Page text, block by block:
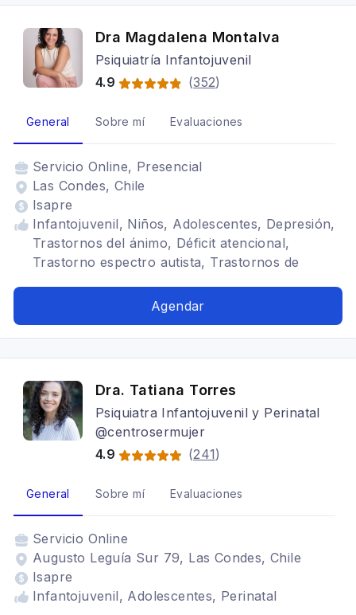
Dra Magdalena Montalva
Psiquiatría Infantojuvenil
4.9
(352)
General Sobre mí Evaluaciones
Servicio Online, Presencial
Las Condes, Chile
Isapre
Infantojuvenil, Niños, Adolescentes, Depresión,
Trastornos del ánimo, Déficit atencional,
Trastorno espectro autista, Trastornos de
Agendar
Dra. Tatiana Torres
Psiquiatra Infantojuvenil y Perinatal
@centrosermujer
4.9
(241)
General Sobre mí Evaluaciones
Servicio Online
Augusto Leguía Sur 79, Las Condes, Chile
Isapre
Infantojuvenil, Adolescentes, Perinatal